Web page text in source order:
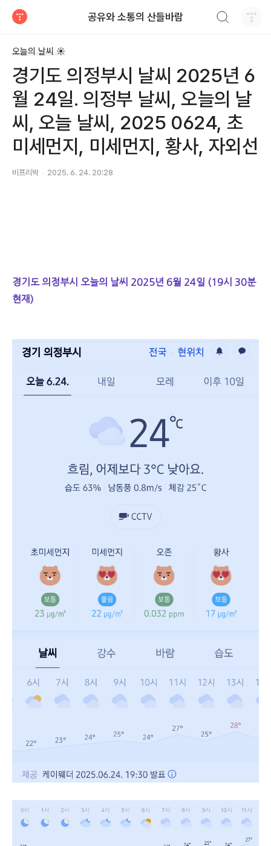
공유와 소통의 산들바람
오늘의 날씨 ☀
경기도 의정부시 날씨 2025년 6
월 24일. 의정부 날씨, 오늘의 날
씨, 오늘 날씨, 2025 0624, 초
미세먼지, 미세먼지, 황사, 자외선
비프리박 2025. 6. 24. 20:28
경기도 의정부시 오늘의 날씨 2025년 6월 24일 (19시 30분
현재)